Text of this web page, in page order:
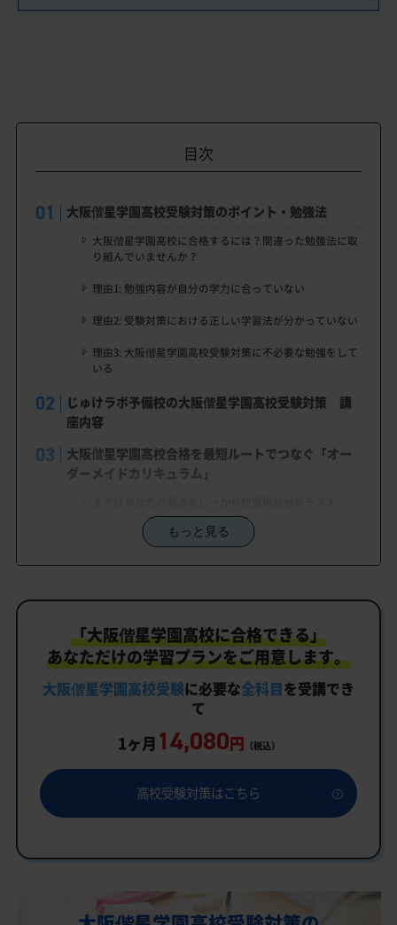
目次
大阪偕星学園高校受験対策のポイント・勉強法
大阪偕星学園高校に合格するには？間違った勉強法に取
り組んでいませんか？
理由1: 勉強内容が自分の学力に合っていない
理由2: 受験対策における正しい学習法が分かっていない
理由3: 大阪偕星学園高校受験対策に不必要な勉強をして
いる
じゅけラボ予備校の大阪偕星学園高校受験対策 講
座内容
大阪偕星学園高校合格を最短ルートでつなぐ「オー
ダーメイドカリキュラム」
あなただけの学習計画だから成果が出る！大阪偕星学園
高校合格に向けた受験対策カリキュラム
生徒にピッタリ合った「大阪偕星学園高校対策のオ
ーダーメイドカリキュラム」だから成果が出る！
カリキュラムや料金についてお気軽にご相談くださ
大阪偕星学園高校受験専門のオンライン家庭教師
「いつでもクイック指導」もご用意
大阪偕星学園高校の特徴
行事
もっと見る
「大阪偕星学園高校に合格できる」
あなただけの学習プランをご用意します。
大阪偕星学園高校受験に必要な全科目を受講でき
て
1ヶ月 14,080円 （税込）
高校受験対策はこちら